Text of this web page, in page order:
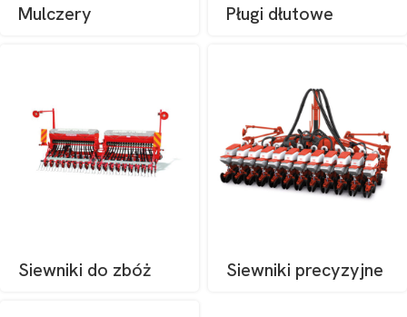
Mulczery Pługi dłutowe
Siewniki do zbóż Siewniki precyzyjne